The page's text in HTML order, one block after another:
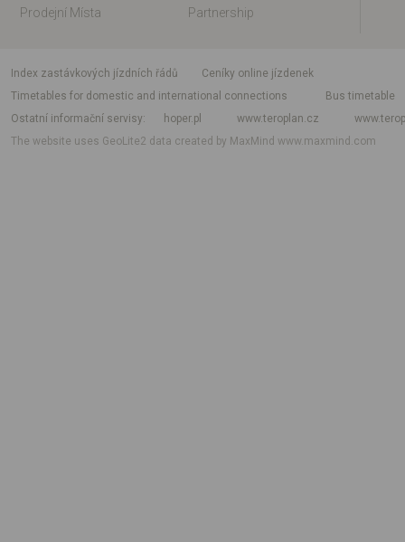
Prodejní Místa
Partnership
index zastávkových jízdních řádů
Ceníky online jízdenek
Timetables for domestic and international connections
Bus timetable
Ostatní informační servisy
hoper.pl www.teroplan.cz
The website uses GeoLite2 data created by MaxMindwww.maxmind.com